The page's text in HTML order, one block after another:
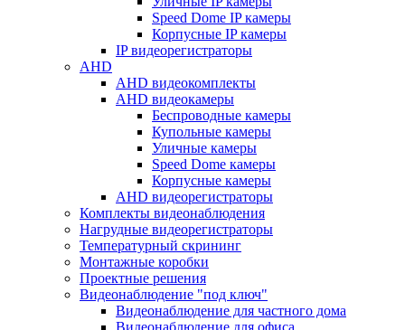
Speed Dome IP камеры
Корпусные IP камеры
IP видеорегистраторы
AHD
AHD видеокомплекты
AHD видеокамеры
Беспроводные камеры
Купольные камеры
Уличные камеры
Speed Dome камеры
Корпусные камеры
AHD видеорегистраторы
Комплекты видеонаблюдения
Нагрудные видеорегистраторы
Температурный скрининг
Монтажные коробки
Проектные решения
Видеонаблюдение "под ключ"
Видеонаблюдение для частного дома
Видеонаблюдение для офиса